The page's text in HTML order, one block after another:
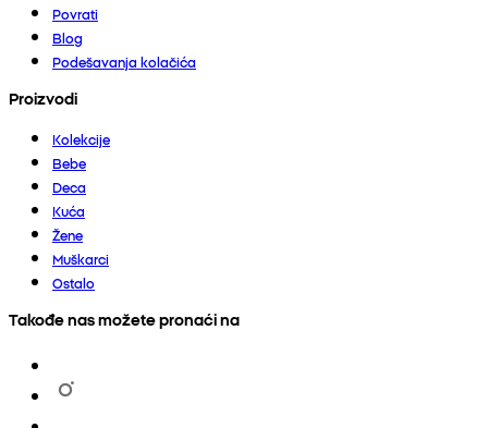
Povrati
Blog
Podešavanja kolačića
Proizvodi
Kolekcije
Bebe
Deca
Kuća
Žene
Muškarci
Ostalo
Takođe nas možete pronaći na